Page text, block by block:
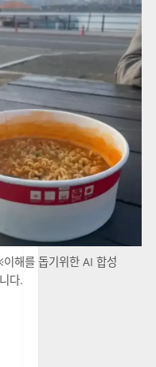
해를 돕기위한 AI 합성
다.